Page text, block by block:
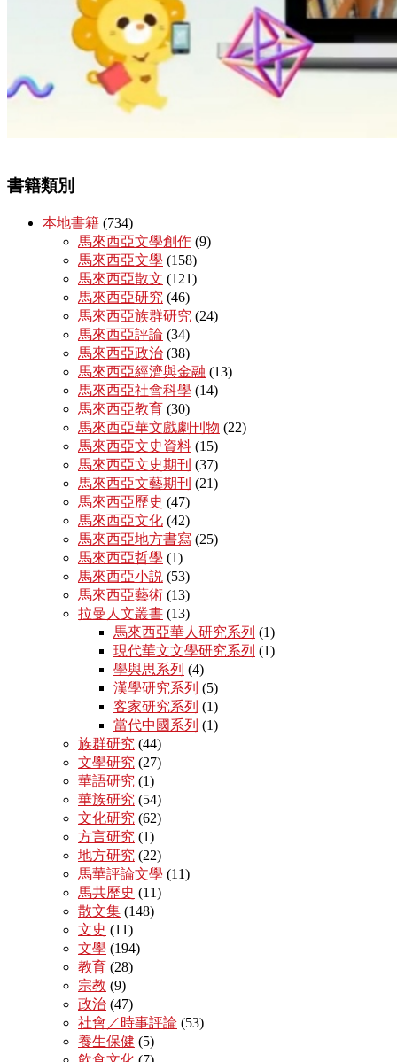
書籍類別
本地書籍 (734)
馬來西亞文學創作 (9)
馬來西亞文學 (158)
馬來西亞散文 (121)
馬來西亞研究 (46)
馬來西亞族群研究 (24)
馬來西亞評論 (34)
馬來西亞政治 (38)
馬來西亞經濟與金融 (13)
馬來西亞社會科學 (14)
馬來西亞教育 (30)
馬來西亞華文戲劇刊物 (22)
馬來西亞文史資料 (15)
馬來西亞文史期刊 (37)
馬來西亞文藝期刊 (21)
馬來西亞歷史 (47)
馬來西亞文化 (42)
馬來西亞地方書寫 (25)
馬來西亞哲學 (1)
馬來西亞小説 (53)
馬來西亞藝術 (13)
拉曼人文叢書 (13)
馬來西亞華人研究系列 (1)
現代華文文學研究系列 (1)
學與思系列 (4)
漢學研究系列 (5)
客家研究系列 (1)
當代中國系列 (1)
族群研究 (44)
文學研究 (27)
華語研究 (1)
華族研究 (54)
文化研究 (62)
方言研究 (1)
地方研究 (22)
馬華評論文學 (11)
馬共歷史 (11)
散文集 (148)
文史 (11)
文學 (194)
教育 (28)
宗教 (9)
政治 (47)
社會／時事評論 (53)
養生保健 (5)